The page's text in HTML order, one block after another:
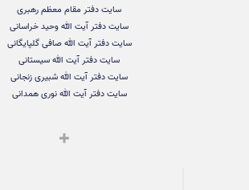
سایت دفتر مقام معظم رهبری
سایت دفتر آیت الله وحید خراسانی
سایت دفتر آیت الله صافی گلپایگانی
سایت دفتر آیت الله سیستانی
سایت دفتر آیت الله شبیری زنجانی
سایت دفتر آیت الله نوری همدانی